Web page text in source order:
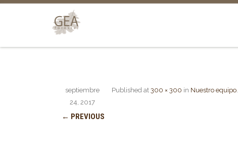
Published
septiembre
24, 2017
at 300 × 300 in Nuestro equipo.
← PREVIOUS